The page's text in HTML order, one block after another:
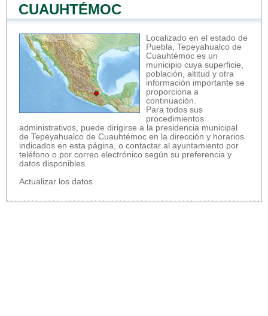
CUAUHTÉMOC
Localizado en el estado de
Puebla, Tepeyahualco de
Cuauhtémoc es un
municipio cuya superficie,
población, altitud y otra
información importante se
proporciona a
continuación.
Para todos sus
procedimientos
administrativos, puede dirigirse a la presidencia municipal
de Tepeyahualco de Cuauhtémoc en la dirección y horarios
indicados en esta página, o contactar al ayuntamiento por
teléfono o por correo electrónico según su preferencia y
datos disponibles.
Actualizar los datos